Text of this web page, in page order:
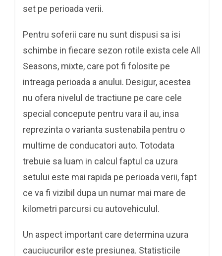
set pe perioada verii.
Pentru soferii care nu sunt dispusi sa isi
schimbe in fiecare sezon rotile exista cele All
Seasons, mixte, care pot fi folosite pe
intreaga perioada a anului. Desigur, acestea
nu ofera nivelul de tractiune pe care cele
special concepute pentru vara il au, insa
reprezinta o varianta sustenabila pentru o
multime de conducatori auto. Totodata
trebuie sa luam in calcul faptul ca uzura
setului este mai rapida pe perioada verii, fapt
ce va fi vizibil dupa un numar mai mare de
kilometri parcursi cu autovehiculul.
Un aspect important care determina uzura
cauciucurilor este presiunea. Statisticile